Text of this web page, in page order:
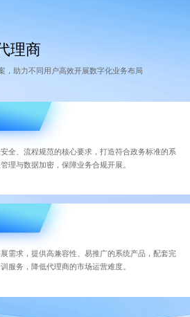
理商
，助力不同用户高效开展数字化业务布局
全、流程规范的核心要求，打造符合政务标准的系
理与数据加密，保障业务合规开展。
需求，提供高兼容性、易推广的系统产品，配套完
服务，降低代理商的市场运营难度。